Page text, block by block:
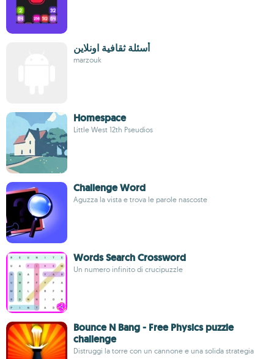
أسئلة ثقافية اونلاين
marzouk
Homespace
Little West 12th Pseudios
Challenge Word
Aguzza la vista e trova le parole nascoste
Words Search Crossword
Un numero infinito di crucipuzzle
Bounce N Bang - Free Physics puzzle
challenge
Distruggi la torre con un cannone e una solida strategia